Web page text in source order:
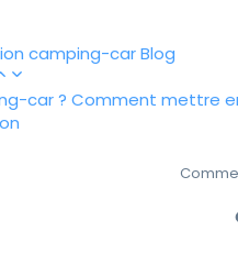
camping-carBlog
car ? Comment mettre